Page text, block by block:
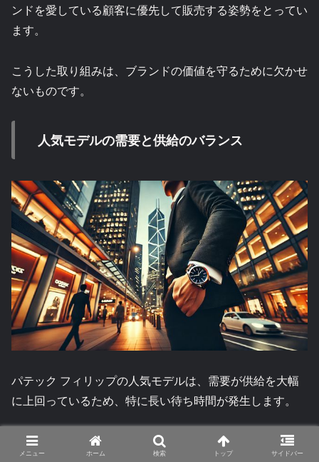
ンドを愛している顧客に優先して販売する姿勢をとってい
ます。
こうした取り組みは、ブランドの価値を守るために欠かせ
ないものです。
人気モデルの需要と供給のバランス
パテック フィリップの人気モデルは、需要が供給を大幅
に上回っているため、特に長い待ち時間が発生します。
ノーチラスやアクアノートなどのモデルは、コレクターや
メニュー ホーム 検索 トップ サイドバー